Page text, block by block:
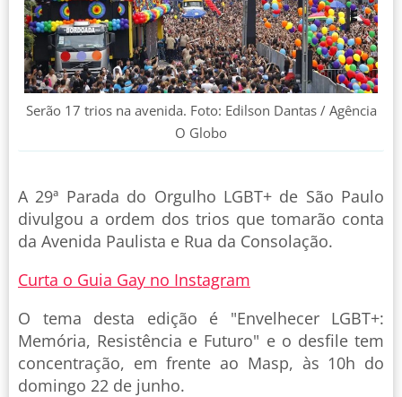
Serão 17 trios na avenida. Foto: Edilson Dantas / Agência
O Globo
A 29ª Parada do Orgulho LGBT+ de São Paulo
divulgou a ordem dos trios que tomarão conta
da Avenida Paulista e Rua da Consolação.
Curta o Guia Gay no Instagram
O tema desta edição é "Envelhecer LGBT+:
Memória, Resistência e Futuro" e o desfile tem
concentração, em frente ao Masp, às 10h do
domingo 22 de junho.